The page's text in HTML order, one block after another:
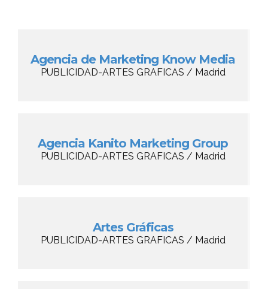
Agencia de Marketing Know Media
PUBLICIDAD-ARTES GRAFICAS / Madrid
Agencia Kanito Marketing Group
PUBLICIDAD-ARTES GRAFICAS / Madrid
Artes Gráficas
PUBLICIDAD-ARTES GRAFICAS / Madrid